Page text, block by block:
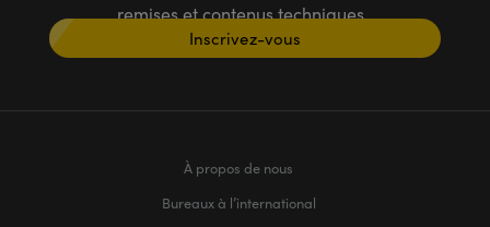
remises et contenus techniques
Inscrivez-vous
À propos de nous
Bureaux à l’international